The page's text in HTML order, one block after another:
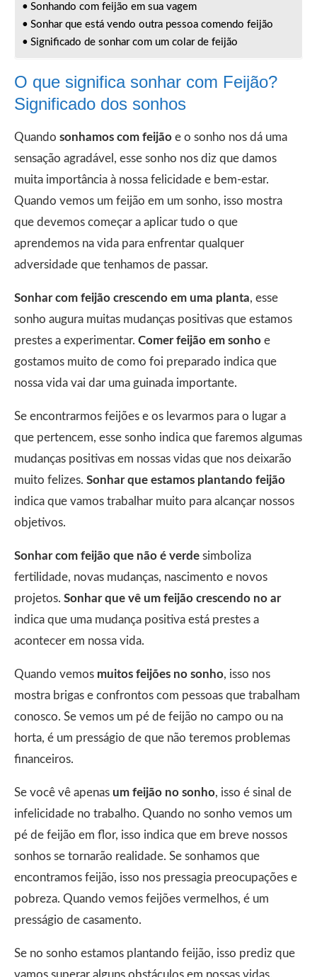
Sonhando com feijão em sua vagem
Sonhar que está vendo outra pessoa comendo feijão
Significado de sonhar com um colar de feijão
O que significa sonhar com Feijão?
Significado dos sonhos
Quando sonhamos com feijão e o sonho nos dá uma
sensação agradável, esse sonho nos diz que damos
muita importância à nossa felicidade e bem-estar.
Quando vemos um feijão em um sonho, isso mostra
que devemos começar a aplicar tudo o que
aprendemos na vida para enfrentar qualquer
adversidade que tenhamos de passar.
Sonhar com feijão crescendo em uma planta, esse
sonho augura muitas mudanças positivas que estamos
prestes a experimentar. Comer feijão em sonho e
gostamos muito de como foi preparado indica que
nossa vida vai dar uma guinada importante.
Se encontrarmos feijões e os levarmos para o lugar a
que pertencem, esse sonho indica que faremos algumas
mudanças positivas em nossas vidas que nos deixarão
muito felizes. Sonhar que estamos plantando feijão
indica que vamos trabalhar muito para alcançar nossos
objetivos.
Sonhar com feijão que não é verde simboliza
fertilidade, novas mudanças, nascimento e novos
projetos. Sonhar que vê um feijão crescendo no ar
indica que uma mudança positiva está prestes a
acontecer em nossa vida.
Quando vemos muitos feijões no sonho, isso nos
mostra brigas e confrontos com pessoas que trabalham
conosco. Se vemos um pé de feijão no campo ou na
horta, é um presságio de que não teremos problemas
financeiros.
Se você vê apenas um feijão no sonho, isso é sinal de
infelicidade no trabalho. Quando no sonho vemos um
pé de feijão em flor, isso indica que em breve nossos
sonhos se tornarão realidade. Se sonhamos que
encontramos feijão, isso nos pressagia preocupações e
pobreza. Quando vemos feijões vermelhos, é um
presságio de casamento.
Se no sonho estamos plantando feijão, isso prediz que
vamos superar alguns obstáculos em nossas vidas.